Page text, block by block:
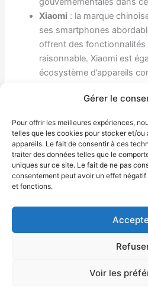
Gérer le
Pour offrir les meilleures expériences,
telles que les cookies pour stocker et/
appareils. Le fait de consentir à ces
traiter des données telles que le
uniques sur ce site. Le fait de ne pas
consentement peut avoir un effet
et fonctions.
Voir les
Xiaomi : la marque
ses smartphones
offrent des fonctionnalités
raisonnable. Xiaomi est
écosystème d’appareils
R.C.
←Article précédent
Que veut
accessibles sur le